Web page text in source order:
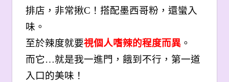
排店，非常揪C！搭配墨西哥粉，還蠻入
味。
至於辣度就要視個人嗜辣的程度而異。
而它…就是我一進門，餓到不行，第一道
入口的美味！